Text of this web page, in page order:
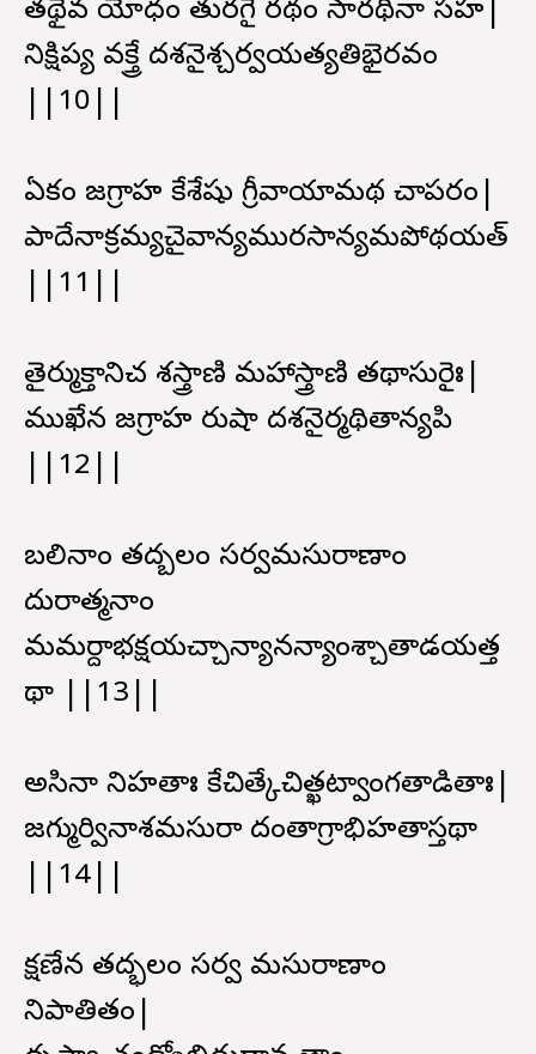
తథైవ యోధం తురగై రథం సారథినా సహ|
నిక్షిప్య వక్త్రే దశనైశ్చర్వయత్యతిభైరవం
||10||
ఏకం జగ్రాహ కేశేషు గ్రీవాయామథ చాపరం|
పాదేనాక్రమ్యచైవాన్యమురసాన్యమపోథయత్
||11||
తైర్ముక్తానిచ శస్త్రాణి మహాస్త్రాణి తథాసురైః|
ముఖేన జగ్రాహ రుషా దశనైర్మథితాన్యపి
||12||
బలినాం తద్బలం సర్వమసురాణాం
దురాత్మనాం
మమర్దాభక్షయచ్చాన్యానన్యాంశ్చాతాడయత్త
థా ||13||
అసినా నిహతాః కేచిత్కేచిత్ఖట్వాంగతాడితాః|
జగ్ముర్వినాశమసురా దంతాగ్రాభిహతాస్తథా
||14||
క్షణేన తద్భలం సర్వ మసురాణాం
నిపాతితం|